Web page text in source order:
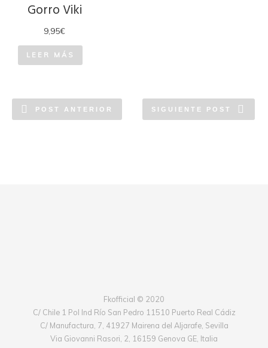
Gorro Viki
9,95€
LEER MÁS
POST ANTERIOR SIGUIENTE POST
Fkofficial © 2020
C/ Chile 1 Pol Ind Río San Pedro 11510 Puerto Real Cádiz
C/ Manufactura, 7, 41927 Mairena del Aljarafe, Sevilla
Via Giovanni Rasori, 2, 16159 Genova GE, Italia